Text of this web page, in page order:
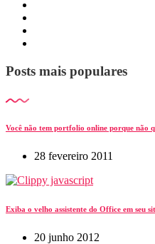
Posts mais populares
Você não tem portfolio online porque não
28 fevereiro 2011
Exiba o velho assistente do Office em seu
20 junho 2012